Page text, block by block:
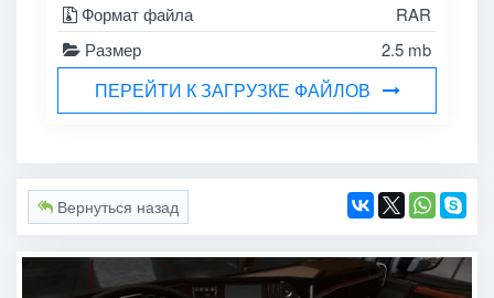
Формат файла
RAR
Размер
2.5 mb
ПЕРЕЙТИ К ЗАГРУЗКЕ ФАЙЛОВ
Вернуться назад